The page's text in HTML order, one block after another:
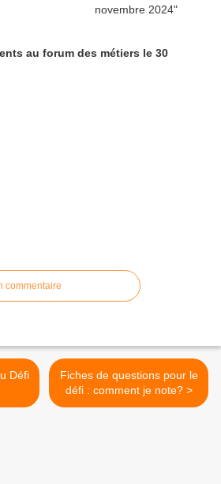
au forum des métiers le 30
commentaire
Fiches de questions pour le
défi : comment je note? >